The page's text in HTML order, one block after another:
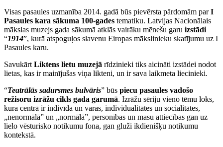
Visas pasaules uzmanība 2014. gadā būs pievērsta pārdomām parI
Pasaules kara sākuma 100-gades tematiku. Latvijas Nacionālais
mākslas muzejs gada sākumā atklās vairāku mēnešu garu izstādi
“1914”, kurā atspoguļos slavenu Eiropas mākslinieku skatījumu uz I
Pasaules karu.
Savukārt Liktens lietu muzejā rīdzinieki tiks aicināti izstādei nodot
lietas, kas ir mainījušas viņa likteni, un ir sava laikmeta liecinieki.
“Teatrālās sadursmes bulvāris” būs piecu pasaules vadošo
režisoru izrāžu cikls gada garumā. Izrāžu sēriju vieno tēmu loks,
kura centrā ir indivīda un varas, individualitātes un socialitātes,
„nenormālā” un „normālā”, personības un masu attiecības gan uz
lielo vēsturisko notikumu fona, gan gluži ikdienišķu notikumu
kontekstā.